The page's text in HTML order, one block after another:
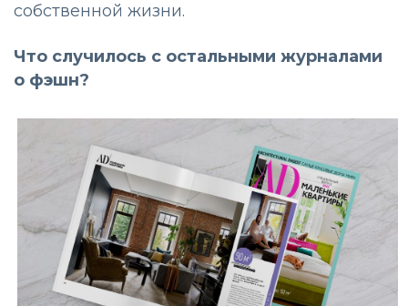
собственной жизни.
Что случилось с остальными журналами
о фэшн?